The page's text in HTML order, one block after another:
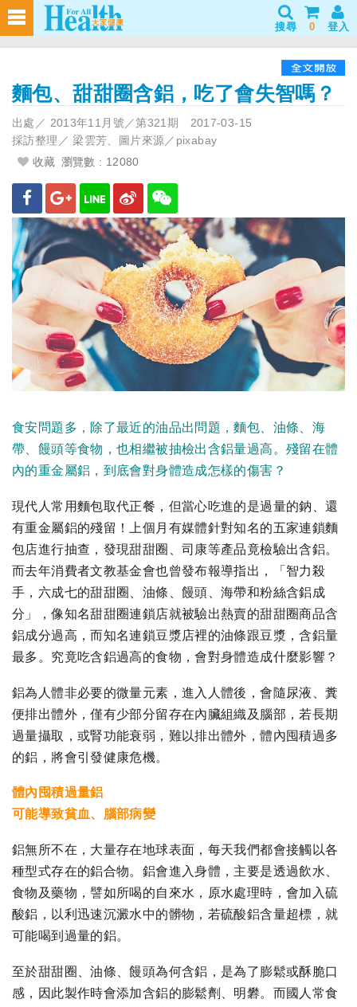
搜尋 0 登入
麵包、甜甜圈含鋁，吃了會失智嗎？
出處／ 2013年11月號／第321期 2017-03-15
採訪整理／ 梁雲芳、圖片來源／pixabay
收藏 瀏覽數 : 12080
食安問題多，除了最近的油品出問題，麵包、油條、海
帶、饅頭等食物，也相繼被抽檢出含鋁量過高。殘留在體
內的重金屬鋁，到底會對身體造成怎樣的傷害？
現代人常用麵包取代正餐，但當心吃進的是過量的鈉、還
有重金屬鋁的殘留！上個月有媒體針對知名的五家連鎖麵
包店進行抽查，發現甜甜圈、司康等產品竟檢驗出含鋁。
而去年消費者文教基金會也曾發布報導指出，「智力殺
手，六成七的甜甜圈、油條、饅頭、海帶和粉絲含鋁成
分」，像知名甜甜圈連鎖店就被驗出熱賣的甜甜圈商品含
鋁成分過高，而知名連鎖豆漿店裡的油條跟豆漿，含鋁量
最多。究竟吃含鋁過高的食物，會對身體造成什麼影響？
鋁為人體非必要的微量元素，進入人體後，會隨尿液、糞
便排出體外，僅有少部分留存在內臟組織及腦部，若長期
過量攝取，或腎功能衰弱，難以排出體外，體內囤積過多
的鋁，將會引發健康危機。
體內囤積過量鋁
可能導致貧血、腦部病變
鋁無所不在，大量存在地球表面，每天我們都會接觸以各
種型式存在的鋁合物。鋁會進入身體，主要是透過飲水、
食物及藥物，譬如所喝的自來水，原水處理時，會加入硫
酸鋁，以利迅速沉澱水中的髒物，若硫酸鋁含量超標，就
可能喝到過量的鋁。
至於甜甜圈、油條、饅頭為何含鋁，是為了膨鬆或酥脆口
感，因此製作時會添加含鋁的膨鬆劑、明礬。而國人常食